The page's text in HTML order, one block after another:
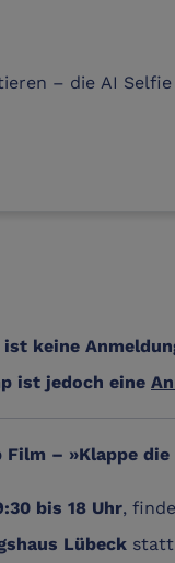
– die AI
ist keine
ist jedoch eine
Film – »Klappe
bis 18 Uhr,
Lübeck